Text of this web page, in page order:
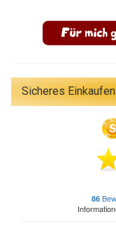
Sicheres Einkaufen